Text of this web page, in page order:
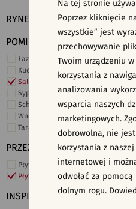
RYNEK
POMIESZCZENIE
Łazienka
Kuchnia
Salon i hol
Sypialnia
Schody
Wnętrza komercyjne
Taras i ogród
PRZEZNACZENIE
Płytki ścienne
Płytki podłogowe
INSPIRACJE
Na tej stronie
Poprzez kliknięcie
wszystkie” jest
przechowywanie
Twoim urządzeniu
korzystania z
analizowania
wsparcia naszych
marketingowych.
dobrowolna, nie
korzystania z
internetowej i
odwołać za
dolnym rogu.